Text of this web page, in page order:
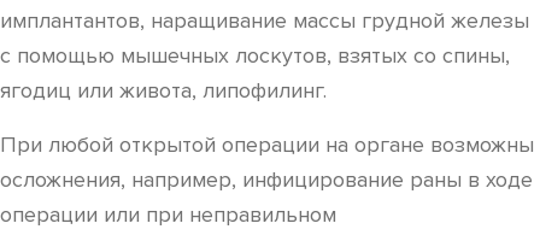
имплантантов, наращивание массы грудной железы
с помощью мышечных лоскутов, взятых со спины,
ягодиц или живота, липофилинг.
При любой открытой операции на органе возможны
осложнения, например, инфицирование раны в ходе
операции или при неправильном